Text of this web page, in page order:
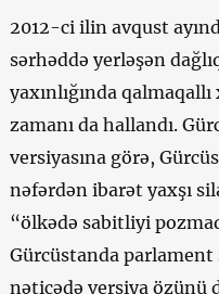
2012-ci ilin avqust
sərhəddə yerləşən
yaxınlığında
zamanı da hallandı.
versiyasına görə,
nəfərdən ibarət yaxşı
“ölkədə sabitliyi
Gürcüstanda
nəticədə versiya özünü